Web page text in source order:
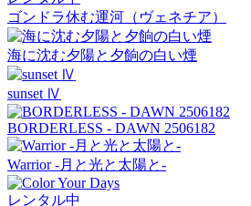
ゴンドラ休む運河（ヴェネチア）
海に沈む夕陽と夕餉の白い煙
sunset Ⅳ
BORDERLESS - DAWN 2506182
Warrior -月と光と太陽と-
レンタル中